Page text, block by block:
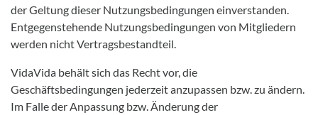
der Geltung dieser Nutzungsbedingungen einverstanden.
Entgegenstehende Nutzungsbedingungen von Mitgliedern
werden nicht Vertragsbestandteil.
VidaVida behält sich das Recht vor, die
Geschäftsbedingungen jederzeit anzupassen bzw. zu ändern.
Im Falle der Anpassung bzw. Änderung der